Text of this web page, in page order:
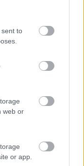
to
web or
or app.